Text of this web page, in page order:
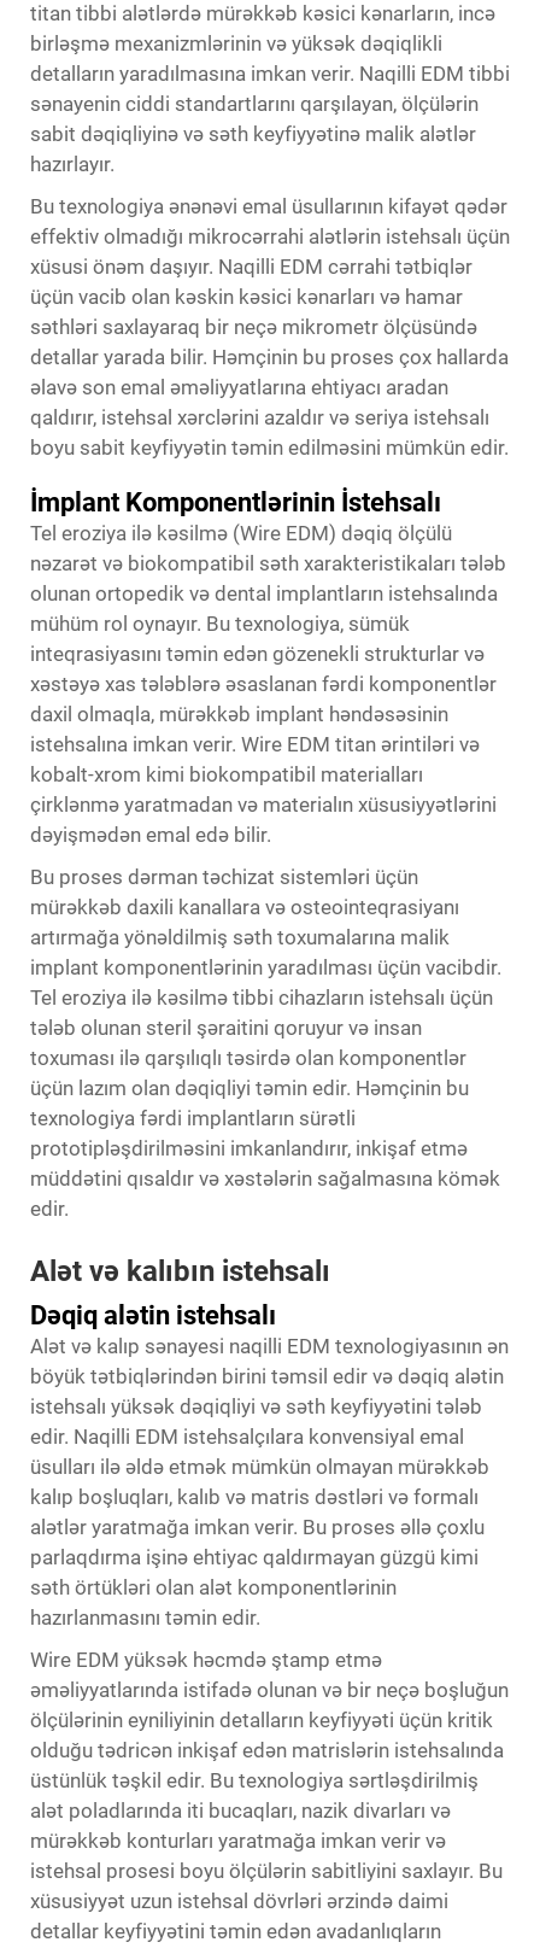
titan tibbi alətlərdə mürəkkəb kəsici kənarların, incə
birləşmə mexanizmlərinin və yüksək dəqiqlikli
detalların yaradılmasına imkan verir. Naqilli EDM tibbi
sənayenin ciddi standartlarını qarşılayan, ölçülərin
sabit dəqiqliyinə və səth keyfiyyətinə malik alətlər
hazırlayır.
Bu texnologiya ənənəvi emal üsullarının kifayət qədər
effektiv olmadığı mikrocərrahi alətlərin istehsalı üçün
xüsusi önəm daşıyır. Naqilli EDM cərrahi tətbiqlər
üçün vacib olan kəskin kəsici kənarları və hamar
səthləri saxlayaraq bir neçə mikrometr ölçüsündə
detallar yarada bilir. Həmçinin bu proses çox hallarda
əlavə son emal əməliyyatlarına ehtiyacı aradan
qaldırır, istehsal xərclərini azaldır və seriya istehsalı
boyu sabit keyfiyyətin təmin edilməsini mümkün edir.
İmplant Komponentlərinin İstehsalı
Tel eroziya ilə kəsilmə (Wire EDM) dəqiq ölçülü
nəzarət və biokompatibil səth xarakteristikaları tələb
olunan ortopedik və dental implantların istehsalında
mühüm rol oynayır. Bu texnologiya, sümük
inteqrasiyasını təmin edən gözenekli strukturlar və
xəstəyə xas tələblərə əsaslanan fərdi komponentlər
daxil olmaqla, mürəkkəb implant həndəsəsinin
istehsalına imkan verir. Wire EDM titan ərintiləri və
kobalt-xrom kimi biokompatibil materialları
çirklənmə yaratmadan və materialın xüsusiyyətlərini
dəyişmədən emal edə bilir.
Bu proses dərman təchizat sistemləri üçün
mürəkkəb daxili kanallara və osteointeqrasiyanı
artırmağa yönəldilmiş səth toxumalarına malik
implant komponentlərinin yaradılması üçün vacibdir.
Tel eroziya ilə kəsilmə tibbi cihazların istehsalı üçün
tələb olunan steril şəraitini qoruyur və insan
toxuması ilə qarşılıqlı təsirdə olan komponentlər
üçün lazım olan dəqiqliyi təmin edir. Həmçinin bu
texnologiya fərdi implantların sürətli
prototipləşdirilməsini imkanlandırır, inkişaf etmə
müddətini qısaldır və xəstələrin sağalmasına kömək
edir.
Alət və kalıbın istehsalı
Dəqiq alətin istehsalı
Alət və kalıp sənayesi naqilli EDM texnologiyasının ən
böyük tətbiqlərindən birini təmsil edir və dəqiq alətin
istehsalı yüksək dəqiqliyi və səth keyfiyyətini tələb
edir. Naqilli EDM istehsalçılara konvensiyal emal
üsulları ilə əldə etmək mümkün olmayan mürəkkəb
kalıp boşluqları, kalıb və matris dəstləri və formalı
alətlər yaratmağa imkan verir. Bu proses əllə çoxlu
parlaqdırma işinə ehtiyac qaldırmayan güzgü kimi
səth örtükləri olan alət komponentlərinin
hazırlanmasını təmin edir.
Wire EDM yüksək həcmdə ştamp etmə
əməliyyatlarında istifadə olunan və bir neçə boşluğun
ölçülərinin eyniliyinin detalların keyfiyyəti üçün kritik
olduğu tədricən inkişaf edən matrislərin istehsalında
üstünlük təşkil edir. Bu texnologiya sərtləşdirilmiş
alət poladlarında iti bucaqları, nazik divarları və
mürəkkəb konturları yaratmağa imkan verir və
istehsal prosesi boyu ölçülərin sabitliyini saxlayır. Bu
xüsusiyyət uzun istehsal dövrləri ərzində daimi
detallar keyfiyyətini təmin edən avadanlıqların